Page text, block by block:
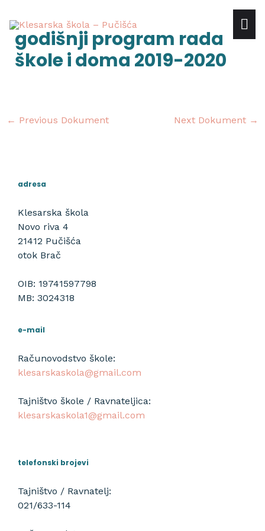
content
godišnji program rada
škole i doma 2019-2020
Post
navigation
← Previous Dokument Next Dokument →
adresa
Klesarska škola
Novo riva 4
21412 Pučišća
otok Brač
OIB: 19741597798
MB: 3024318
e-mail
Računovodstvo škole:
klesarskaskola@gmail.com
Tajništvo škole / Ravnateljica:
klesarskaskola1@gmail.com
telefonski brojevi
Tajništvo / Ravnatelj:
021/633-114